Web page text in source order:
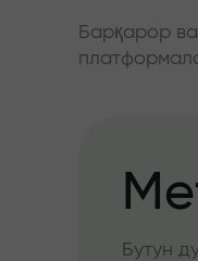
Барқарор
Бутун